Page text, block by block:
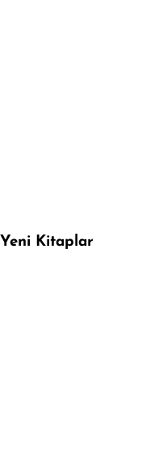
Yeni Kitaplar